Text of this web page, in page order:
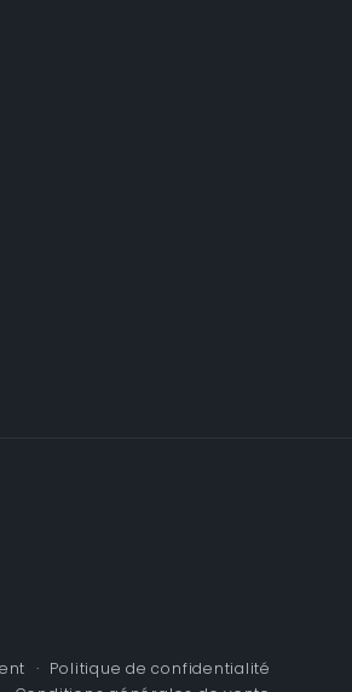
Politique de confidentialité